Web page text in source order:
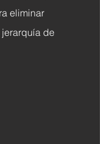
eliminar
jerarquía de